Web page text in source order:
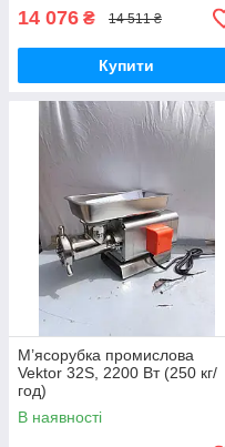
14 076 ₴ 14 511 ₴
Купити
М’ясорубка промислова
Vektor 32S, 2200 Вт (250 кг/
год)
В наявності